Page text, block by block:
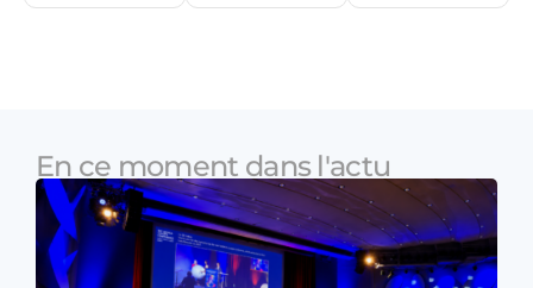
En ce moment dans l'actu